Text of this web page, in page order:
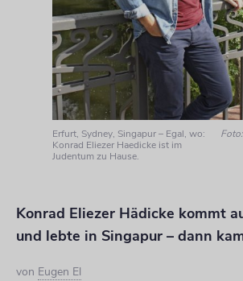
Erfurt, Sydney, Singapur – Egal, wo:
Konrad Eliezer Haedicke ist im
Judentum zu Hause.
Konrad Eliezer Hädicke kommt
und lebte in Singapur – dann
von Eugen El